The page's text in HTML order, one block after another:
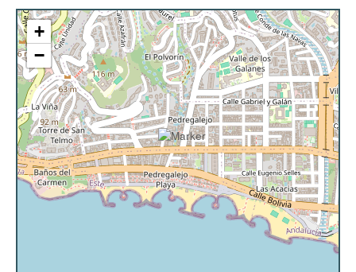
gratuito y TV.
—————————————————————————————–
A tener en cuenta:
CHECK-IN:La vivienda cuenta con una cerradura
electrónica. IMPORTANTE: No podrás acceder al
apartamento antes de la hora de check-in (16:00).
PAGO: Al realizar la reserva, debes abonar el 30% de
su precio. Cuatro días antes de la llegada, recibirás
un correo solicitando el pago total de la reserva.
: 150€ en concepto de fianza para posibles
imprevistos causados por los huéspedes durante la
+
−